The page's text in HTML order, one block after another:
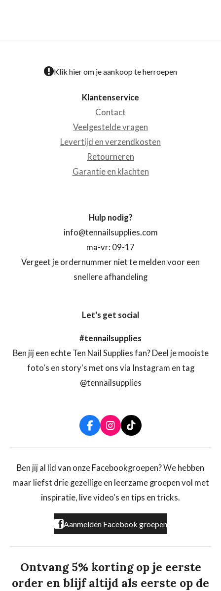
Klik hier om je aankoop te herroepen
Klantenservice
Contact
Veelgestelde vragen
Levertijd en verzendkosten
Retourneren
Garantie en klachten
Hulp nodig?
info@tennailsupplies.com
ma-vr: 09-17
Vergeet je ordernummer niet te melden voor een
snellere afhandeling
Let's get social
#tennailsupplies
Ben jij een echte Ten Nail Supplies fan? Deel je mooiste
foto's en story's met ons via Instagram en tag
@tennailsupplies
F
a
c
b
o
k
I
n
s
a
r
a
T
i
k
o
Ben jij al lid van onze Facebookgroepen? We hebben
maar liefst drie gezellige en leerzame groepen vol met
inspiratie, live video's en tips en tricks.
Aanmelden Facebook groepen
Ontvang 5% korting op je eerste
order en blijf altijd als eerste op de